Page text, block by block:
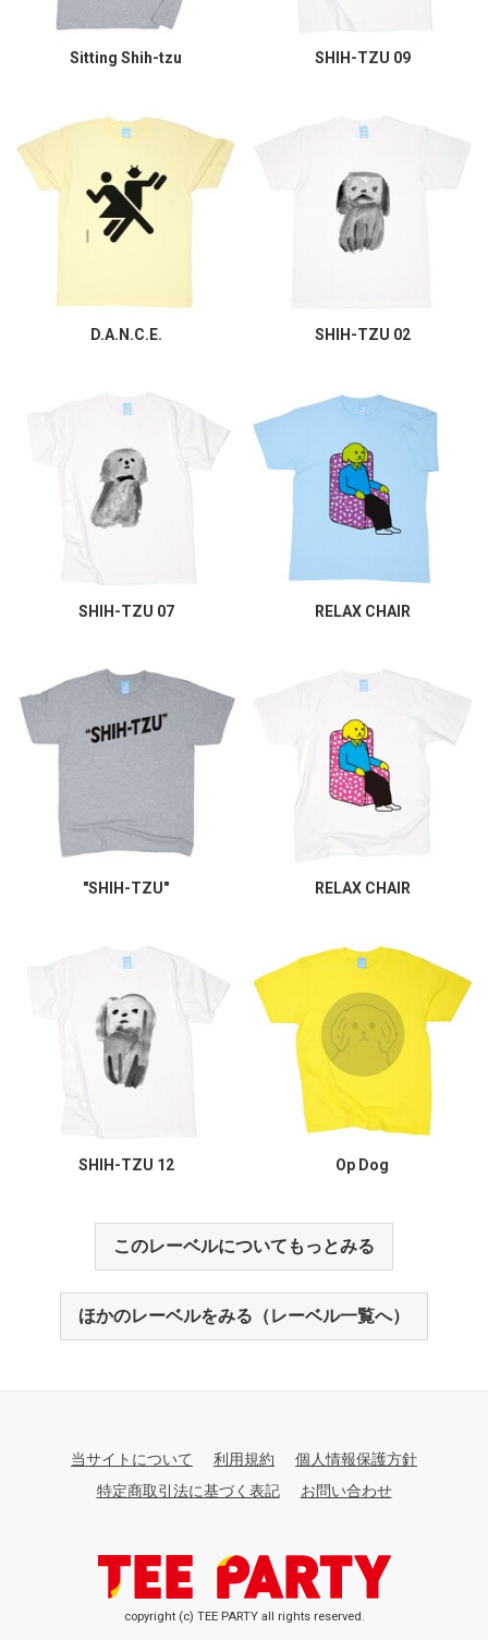
Sitting Shih-tzu SHIH-TZU 09
D.A.N.C.E. SHIH-TZU 02
SHIH-TZU 07 RELAX CHAIR
"SHIH-TZU" RELAX CHAIR
SHIH-TZU 12 Op Dog
このレーベルについてもっとみる
ほかのレーベルをみる（レーベル一覧へ）
当サイトについて 利用規約
個人情報保護方針
特定商取引法に基づく表記
お問い合わせ
copyright (c) TEE PARTY all rights reserved.